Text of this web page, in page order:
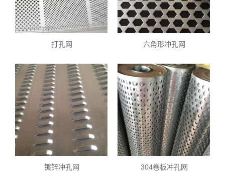
打孔网 六角形冲孔网
镀锌冲孔网 304卷板冲孔网